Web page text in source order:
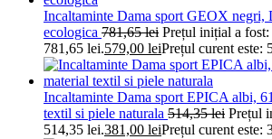
Incaltaminte Dama sport GEOX negri,
ecologica 781,65lei Prețul inițial a fost:
781,65 lei.579,00 leiPrețul curent este:
Incaltaminte Dama sport EPICA albi,
textil si piele naturala 514,35lei Prețul
514,35 lei.381,00 leiPrețul curent este: